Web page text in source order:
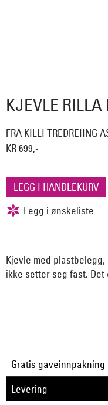
KJEVLE RILLA
FRA KILLI TREDREIING
KR 699,-
Kjevle med
ikke setter seg fast.
Gratis gaveinnpakning
Levering